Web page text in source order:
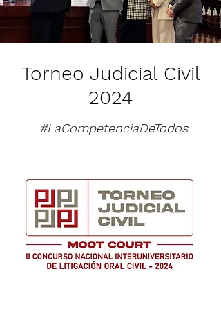
Torneo Judicial Civil
2024
#LaCompetenciaDeTodos